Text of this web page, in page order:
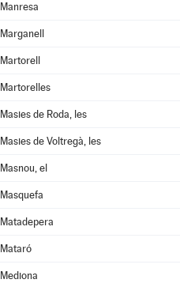
Manresa
Marganell
Martorell
Martorelles
Masies de Roda, les
Masies de Voltregà, les
Masnou, el
Masquefa
Matadepera
Mataró
Mediona